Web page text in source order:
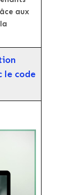
aux
le code